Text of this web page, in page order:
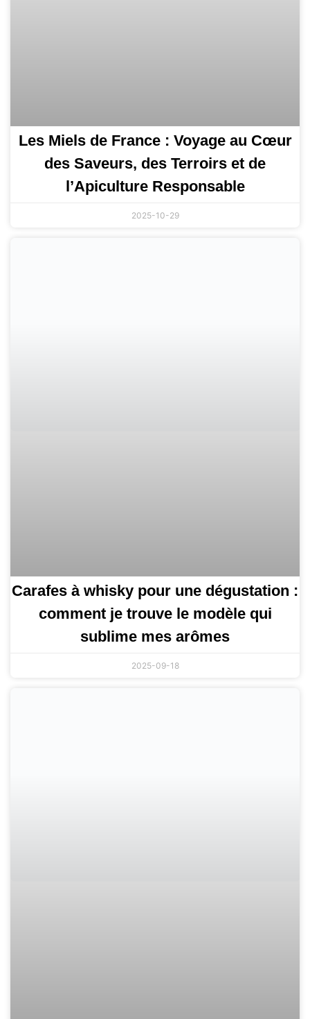
Les Miels de France : Voyage au Cœur
des Saveurs, des Terroirs et de
l’Apiculture Responsable
2025-10-29
Carafes à whisky pour une dégustation :
comment je trouve le modèle qui
sublime mes arômes
2025-09-18